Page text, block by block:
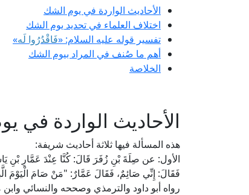
الأحاديث الواردة في يوم الشك
اختلاف العلماء في تحديد يوم الشك
تفسير قوله عليه السلام: «فَاقْدُرُوا لَه»
أهم ما صُنف في المراد بيوم الشك
الخلاصة
الأحاديث الواردة في
هذه المسألة فيها ثلاثة أحاديث شريفة:
الأول: عن صِلَةَ بْنِ زُفَرَ قَالَ: كُنَّا عِنْدَ عَمَّارِ بْنِ
فَقَالَ: إِنِّي صَائِمٌ، فَقَالَ عَمَّارٌ: "مَنْ صَامَ الْيَوْمَ
رواه أبو داود والترمذي وصححه والنسائي